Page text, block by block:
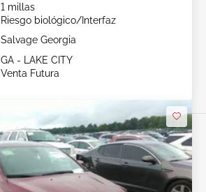
1 millas
Riesgo biológico/Interfaz
Salvage Georgia
GA - LAKE CITY
Venta Futura